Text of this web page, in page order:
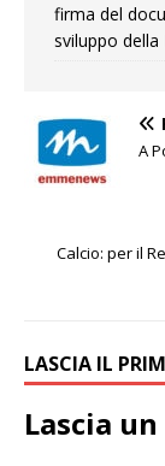
firma del
sviluppo della
A
Calcio: per il
LASCIA IL
Lascia